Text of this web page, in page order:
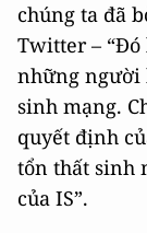
chúng ta đã
Twitter –
những người
sinh mạng.
quyết định
tổn thất sinh
của IS”.